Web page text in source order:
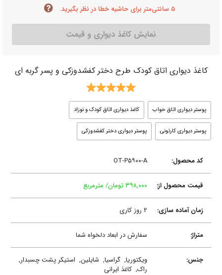
۵ سانتی‌متر برای حاشیه خطا در نظر بگیرید.
نمایش کاغذ دیواری و قیمت
کاغذ دیواری اتاق کودک طرح دختر کفشدوزکی و پسر گربه ای
پوستر دیواری اتاق خواب کاغذ دیواری اتاق کودک و نوزاد
پوستر دیواری کارتونی پوستر دیواری دختر کفشدوزکی
کد محصول: OT-P۵۹۰۰-A
قیمت محصول از: ۳۹۸,۰۰۰ تومان/ مترمربع
زمان آماده سازی: ۲ روز کاری
متراژ: سفارش در ابعاد دلخواه شما
جنس: ویکتوریا,گراسیا, شایلین, استیکر پشت چسبدار,
راک,کاغذ ایرانی